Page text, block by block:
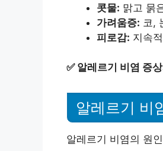
콧물: 맑고 묽
가려움증: 코,
피로감: 지속
✅ 알레르기 비염 증
알레르기 비
알레르기 비염의 원